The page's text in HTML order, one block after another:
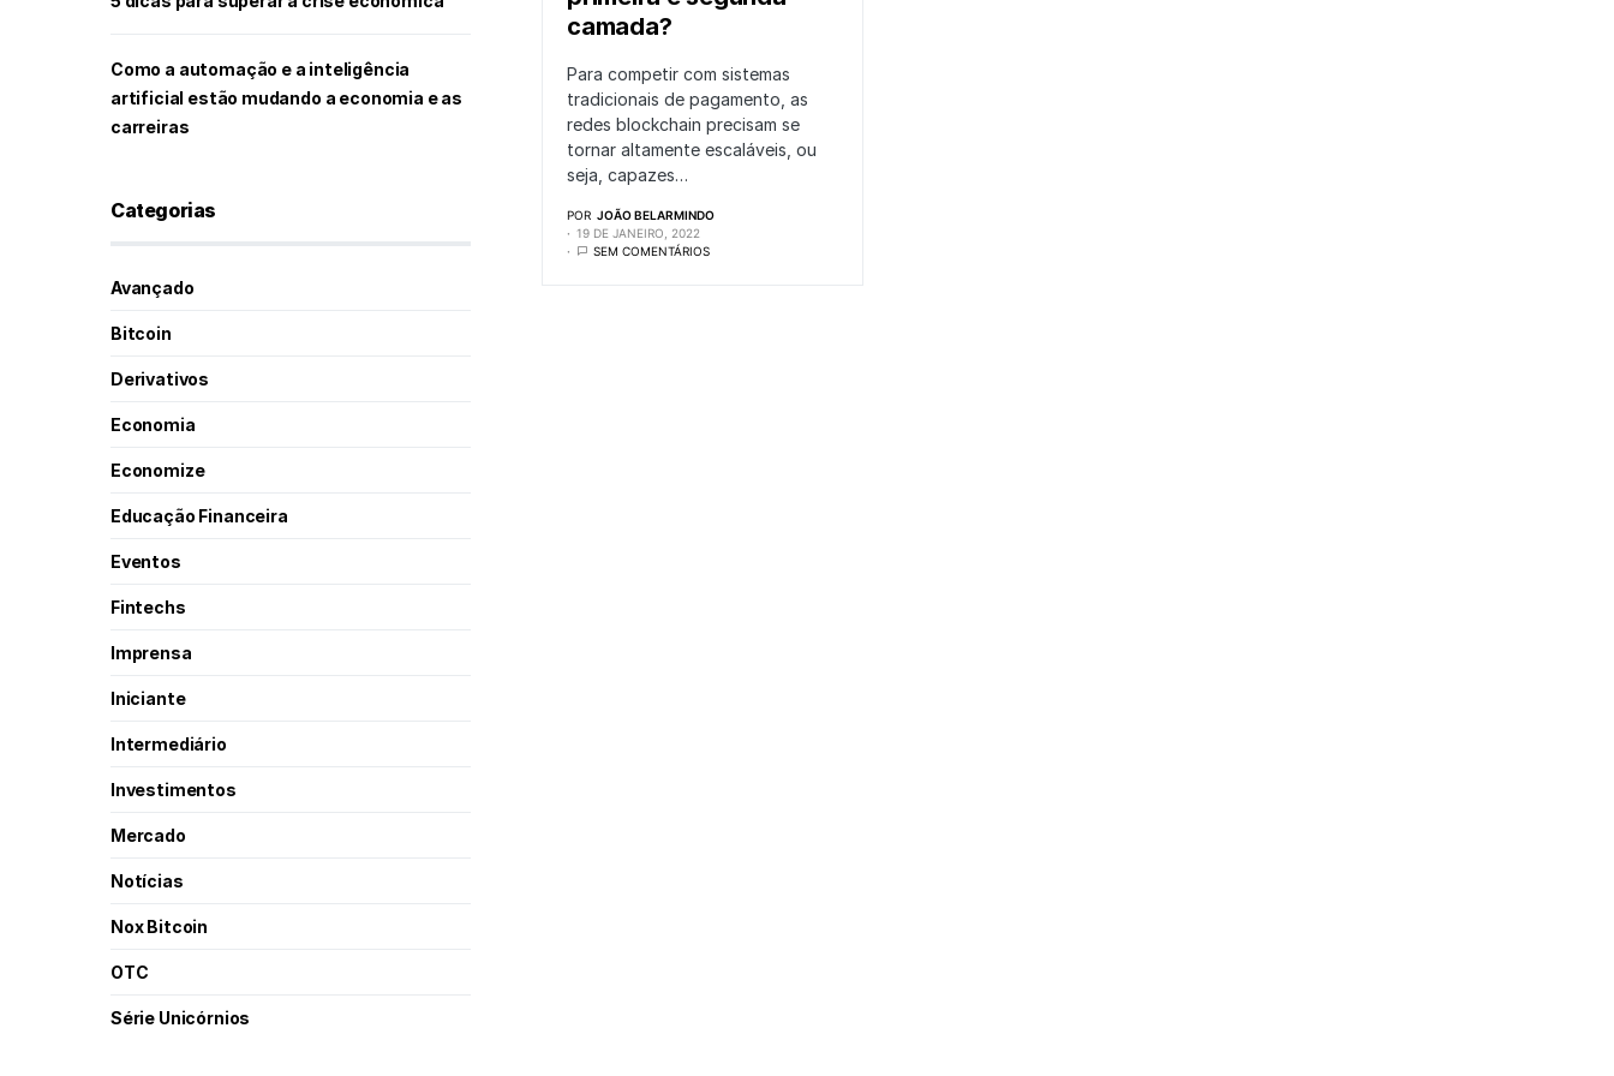
camada?
Para competir com sistemas
tradicionais de pagamento, as
redes blockchain precisam se
tornar altamente escaláveis, ou
seja, capazes…
POR JOÃO BELARMINDO
19 DE JANEIRO, 2022
SEM COMENTÁRIOS
Como a automação e a inteligência
artificial estão mudando a economia e as
carreiras
Categorias
Avançado
Bitcoin
Derivativos
Economia
Economize
Educação Financeira
Eventos
Fintechs
Imprensa
Iniciante
Intermediário
Investimentos
Mercado
Notícias
Nox Bitcoin
OTC
Série Unicórnios